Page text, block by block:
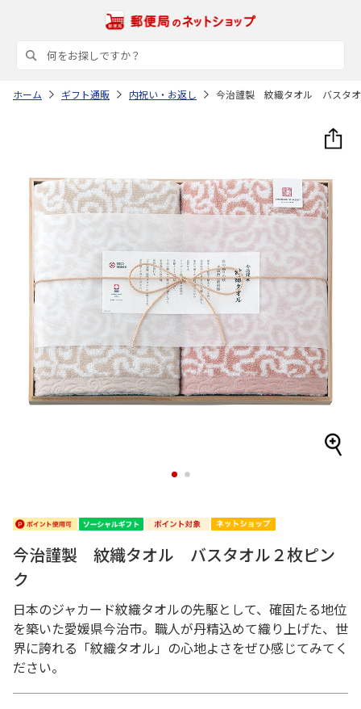
ホーム ギフト通販 内祝い・お返し 今治謹製 紋織タオル バスタオ
1 2
今治謹製 紋織タオル バスタオル２枚ピン
ク
日本のジャカード紋織タオルの先駆として、確固たる地位
を築いた愛媛県今治市。職人が丹精込めて織り上げた、世
界に誇れる「紋織タオル」の心地よさをぜひ感じてみてく
ださい。